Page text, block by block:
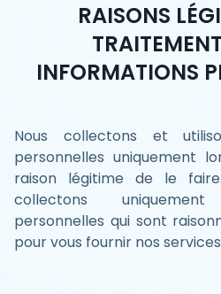
RAISONS
INFORMATIONS
Nous collectons et
personnelles uniquement
raison légitime de le
collectons
personnelles qui sont
pour vous fournir nos